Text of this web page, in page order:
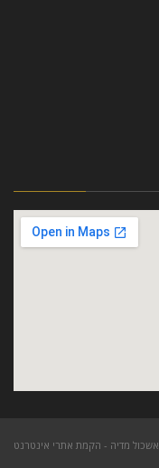
אשכול מדיה - הקמת אתרי אינטרנט